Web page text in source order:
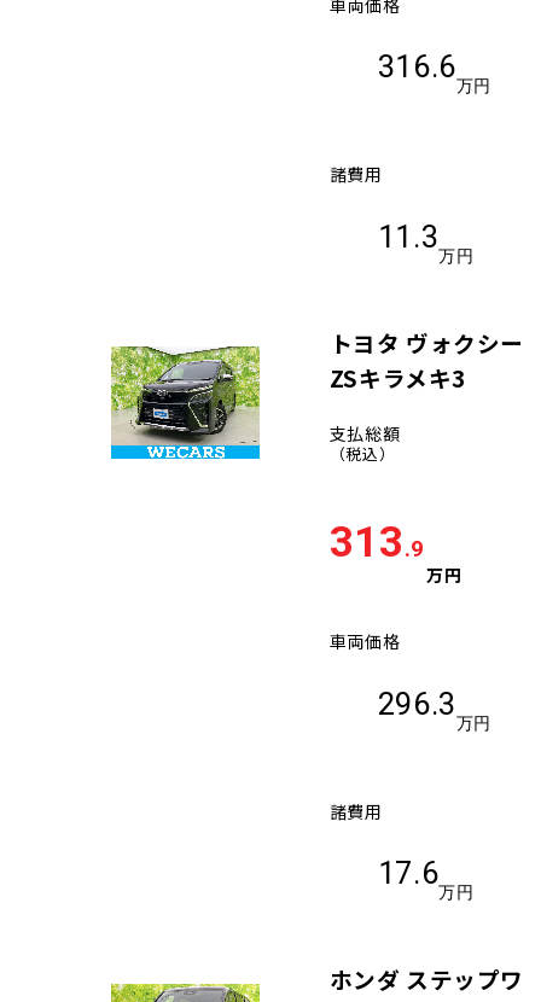
316.6
万円
諸費用
11.3
万円
トヨタ ヴォクシー
ZSキラメキ3
支払総額
（税込）
313.9
万円
車両価格
296.3
万円
諸費用
17.6
万円
ホンダ ステップワ